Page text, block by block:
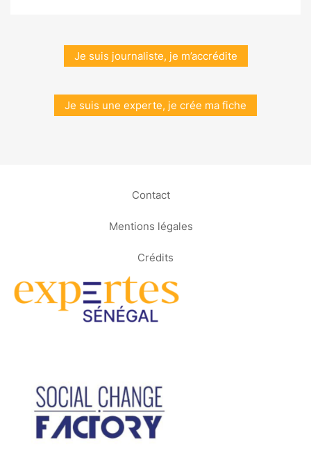
Je suis journaliste, je m’accrédite
Je suis une experte, je crée ma fiche
Contact
Mentions légales
Crédits